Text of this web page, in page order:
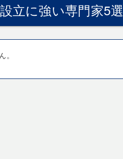
立に強い専門家5選
。